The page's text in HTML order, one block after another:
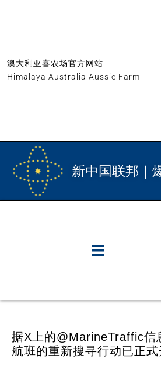
澳大利亚喜农场官方网站
Himalaya Australia Aussie Farm
新中国联邦｜
据X上的@MarineTraffic信
航班的重新搜寻行动已正式